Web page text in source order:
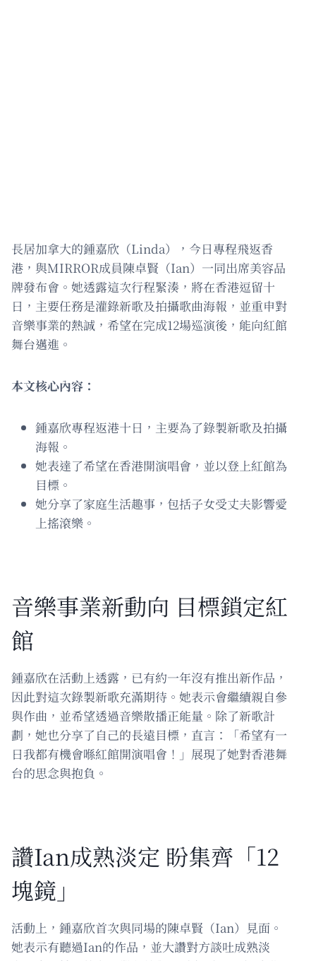
長居加拿大的鍾嘉欣（Linda），今日專程飛返香
港，與MIRROR成員陳卓賢（Ian）一同出席美容品
牌發布會。她透露這次行程緊湊，將在香港逗留十
日，主要任務是灌錄新歌及拍攝歌曲海報，並重申對
音樂事業的熱誠，希望在完成12場巡演後，能向紅館
舞台邁進。
本文核心內容：
鍾嘉欣專程返港十日，主要為了錄製新歌及拍攝
海報。
她表達了希望在香港開演唱會，並以登上紅館為
目標。
她分享了家庭生活趣事，包括子女受丈夫影響愛
上搖滾樂。
音樂事業新動向 目標鎖定紅
館
鍾嘉欣在活動上透露，已有約一年沒有推出新作品，
因此對這次錄製新歌充滿期待。她表示會繼續親自參
與作曲，並希望透過音樂散播正能量。除了新歌計
劃，她也分享了自己的長遠目標，直言：「希望有一
日我都有機會喺紅館開演唱會！」展現了她對香港舞
台的思念與抱負。
讚Ian成熟淡定 盼集齊「12
塊鏡」
活動上，鍾嘉欣首次與同場的陳卓賢（Ian）見面。
她表示有聽過Ian的作品，並大讚對方談吐成熟淡